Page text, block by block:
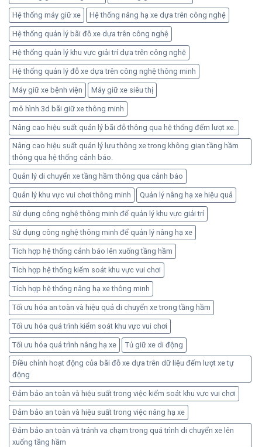
Hệ thống máy giữ xe Hệ thống nâng hạ xe dựa trên công nghệ
Hệ thống quản lý bãi đỗ xe dựa trên công nghệ
Hệ thống quản lý khu vực giải trí dựa trên công nghệ
Hệ thống quản lý đỗ xe dựa trên công nghệ thông minh
Máy giữ xe bệnh viện Máy giữ xe siêu thị
mô hình 3d bãi giữ xe thông minh
Nâng cao hiệu suất quản lý bãi đỗ thông qua hệ thống đếm lượt xe.
Nâng cao hiệu suất quản lý lưu thông xe trong không gian tầng hầm
thông qua hệ thống cảnh báo.
Quản lý di chuyển xe tầng hầm thông qua cảnh báo
Quản lý khu vực vui chơi thông minh Quản lý nâng hạ xe hiệu quả
Sử dụng công nghệ thông minh để quản lý khu vực giải trí
Sử dụng công nghệ thông minh để quản lý nâng hạ xe
Tích hợp hệ thống cảnh báo lên xuống tầng hầm
Tích hợp hệ thống kiểm soát khu vực vui chơi
Tích hợp hệ thống nâng hạ xe thông minh
Tối ưu hóa an toàn và hiệu quả di chuyển xe trong tầng hầm
Tối ưu hóa quá trình kiểm soát khu vực vui chơi
Tối ưu hóa quá trình nâng hạ xe Tủ giữ xe di động
Điều chỉnh hoạt động của bãi đỗ xe dựa trên dữ liệu đếm lượt xe tự
động
Đảm bảo an toàn và hiệu suất trong việc kiểm soát khu vực vui chơi
Đảm bảo an toàn và hiệu suất trong việc nâng hạ xe
Đảm bảo an toàn và tránh va chạm trong quá trình di chuyển xe lên
xuống tầng hầm